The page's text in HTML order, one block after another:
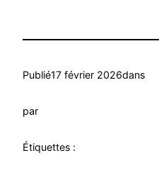
Publié17 février 2026dans
par
Étiquettes :